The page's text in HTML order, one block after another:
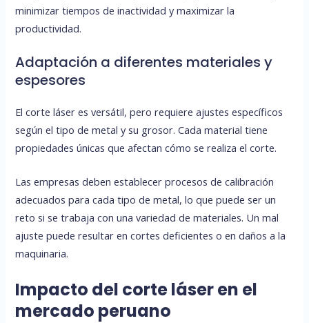
minimizar tiempos de inactividad y maximizar la
productividad.
Adaptación a diferentes materiales y
espesores
El corte láser es versátil, pero requiere ajustes específicos
según el tipo de metal y su grosor. Cada material tiene
propiedades únicas que afectan cómo se realiza el corte.
Las empresas deben establecer procesos de calibración
adecuados para cada tipo de metal, lo que puede ser un
reto si se trabaja con una variedad de materiales. Un mal
ajuste puede resultar en cortes deficientes o en daños a la
maquinaria.
Impacto del corte láser en el
mercado peruano